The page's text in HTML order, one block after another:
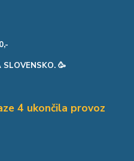
🥳
4 ukončila provoz